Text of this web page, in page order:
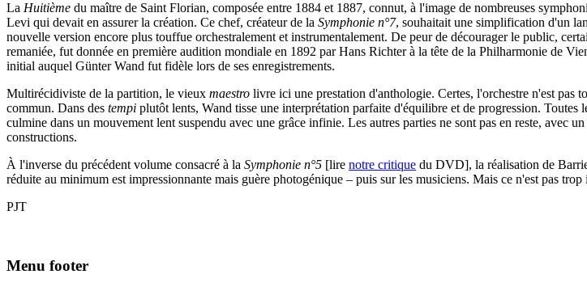
La Huitième du maître de Saint Florian, composée entre 1884 et 1887, connut, à l'image de nombreuses
Levi qui devait en assurer la création. Ce chef, créateur de la Symphonie n°7, souhaitait une simplification d'un
nouvelle version encore plus touffue orchestralement et instrumentalement. De peur de décourager le public,
remaniée, fut donnée en première audition mondiale en 1892 par Hans Richter à la tête de la Philharmonie de
initial auquel Günter Wand fut fidèle lors de ses enregistrements.
Multirécidiviste de la partition, le vieux maestro livre ici une prestation d'anthologie. Certes, l'orchestre n'est pas
commun. Dans des tempi plutôt lents, Wand tisse une interprétation parfaite d'équilibre et de progression. Toutes
culmine dans un mouvement lent suspendu avec une grâce infinie. Les autres parties ne sont pas en reste, avec
constructions.
À l'inverse du précédent volume consacré à la Symphonie n°5 [lire notre critique du DVD], la réalisation de
réduite au minimum est impressionnante mais guère photogénique – puis sur les musiciens. Mais ce n'est pas
PJT
Menu footer